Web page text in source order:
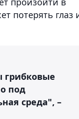
потерять глаз
грибковые
под
среда", –